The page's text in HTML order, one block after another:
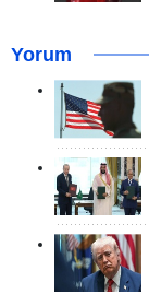
Yorum